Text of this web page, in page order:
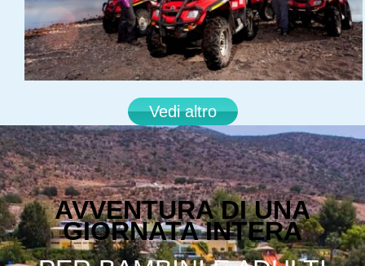
Vedi altro
AVVENTURA DI UNA
GIORNATA INTERA